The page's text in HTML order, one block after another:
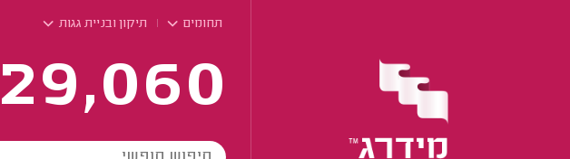
תחומים תיקון ובניית גגות